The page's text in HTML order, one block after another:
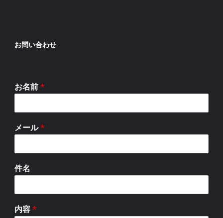
お問い合わせ
お名前*
メール*
件名
内容*